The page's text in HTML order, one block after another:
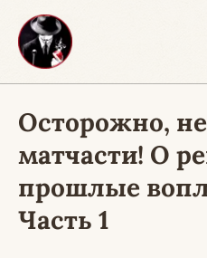
Перейти
содержимому
Осторожно,
матчасти! О
прошлые
Часть 1